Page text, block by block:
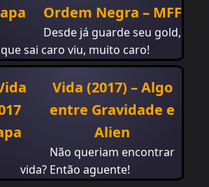
Ordem Negra – MFF
Desde já guarde seu gold,
que sai caro viu, muito caro!
Vida (2017) – Algo
entre Gravidade e
Alien
Não queriam encontrar
vida? Então aguente!